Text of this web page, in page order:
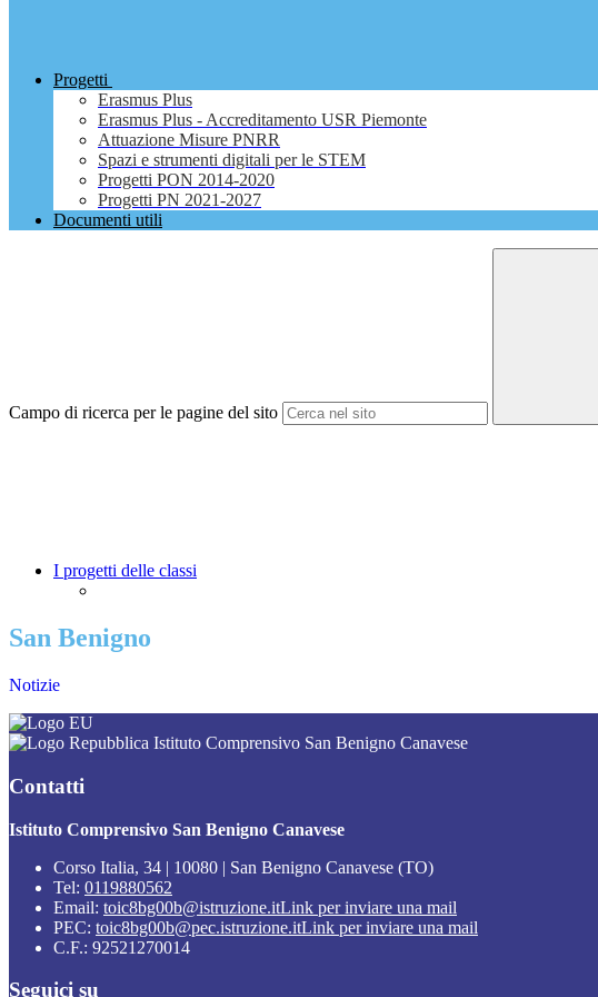
Progetti
Erasmus Plus
Erasmus Plus - Accreditamento USR Piemonte
Attuazione Misure PNRR
Spazi e strumenti digitali per le STEM
Progetti PON 2014-2020
Progetti PN 2021-2027
Documenti utili
Campo di ricerca per le pagine del sito
I progetti delle classi
San Benigno
Notizie
Istituto Comprensivo San Benigno Canavese
Contatti
Istituto Comprensivo San Benigno Canavese
Corso Italia, 34 | 10080 | San Benigno Canavese (TO)
Tel: 0119880562
Email: toic8bg00b@istruzione.itLink per inviare una mail
PEC: toic8bg00b@pec.istruzione.itLink per inviare una mail
C.F.: 92521270014
Seguici su